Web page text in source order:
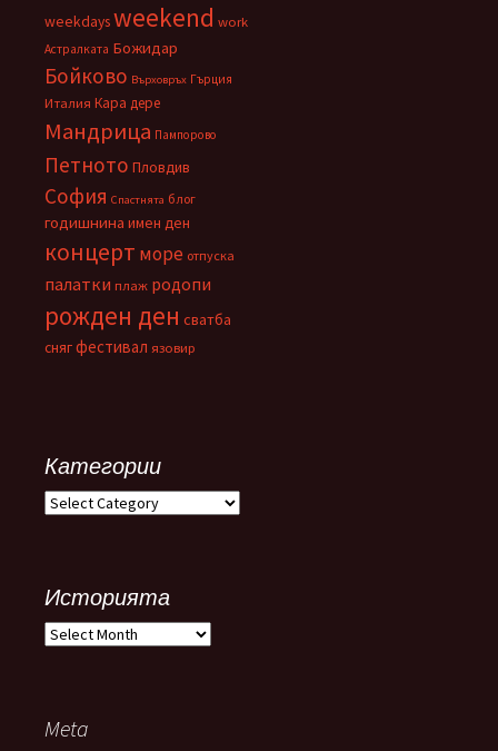
weekdaysweekend work
Астралката Божидар
Бойково Върховръх Гърция
Италия Кара дере
Мандрица Пампорово
Петното Пловдив
София Спастнята блог
годишнина имен ден
концерт море отпуска
палатки плаж родопи
рожден ден сватба
снягфестивал язовир
Категории
Категории
Историята
Историята
Meta